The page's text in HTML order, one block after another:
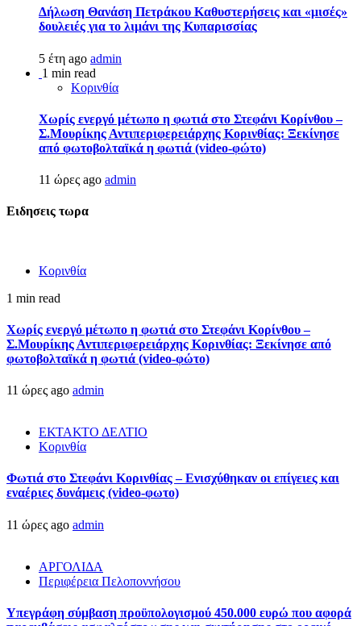
Δήλωση Θανάση Πετράκου Καθυστερήσεις και «μισές»
δουλειές για το λιμάνι της Κυπαρισσίας
5 έτη ago admin
1 min read
Κορινθία
Χωρίς ενεργό μέτωπο η φωτιά στο Στεφάνι Κορίνθου –
Σ.Μουρίκης Αντιπεριφερειάρχης Κορινθίας: Ξεκίνησε
από φωτοβολταϊκά η φωτιά (video-φώτο)
11 ώρες ago admin
Ειδησεις τωρα
Κορινθία
1 min read
Χωρίς ενεργό μέτωπο η φωτιά στο Στεφάνι Κορίνθου –
Σ.Μουρίκης Αντιπεριφερειάρχης Κορινθίας: Ξεκίνησε από
φωτοβολταϊκά η φωτιά (video-φώτο)
11 ώρες ago admin
ΕΚΤΑΚΤΟ ΔΕΛΤΙΟ
Κορινθία
Φωτιά στο Στεφάνι Κορινθίας – Ενισχύθηκαν οι επίγειες και
εναέριες δυνάμεις (video-φωτο)
11 ώρες ago admin
ΑΡΓΟΛΙΔΑ
Περιφέρεια Πελοποννήσου
Υπεγράφη σύμβαση προϋπολογισμού 450.000 ευρώ που αφορά